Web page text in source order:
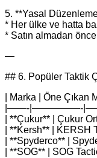
5. **Yasal
* Her ülke ve hatta
* Satın almadan
—
## 6. Popüler Taktik
| Marka | Öne Çıkan
|——-|—————-
| **Çukur** | Çukur
| **Kersh** | KERSH
| **Spyderco** |
| **SOG** | SOG